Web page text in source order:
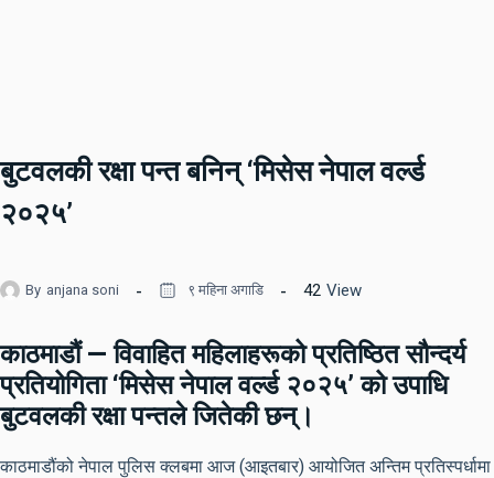
बुटवलकी रक्षा पन्त बनिन् ‘मिसेस नेपाल वर्ल्ड
२०२५’
By anjana soni ९ महिना अगाडि 42 View
काठमाडौं — विवाहित महिलाहरूको प्रतिष्ठित सौन्दर्य
प्रतियोगिता‘मिसेस नेपाल वर्ल्ड २०२५’ को उपाधि
बुटवलकीरक्षा पन्तलेजितेकी छन्।
काठमाडौंको नेपाल पुलिस क्लबमा आज (आइतबार) आयोजित अन्तिम प्रतिस्पर्धामा